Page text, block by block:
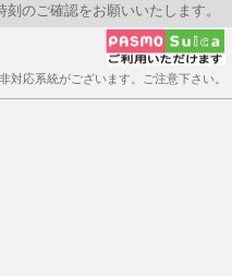
のご確認をお願いいたします。
対応系統がございます。ご注意下さい。